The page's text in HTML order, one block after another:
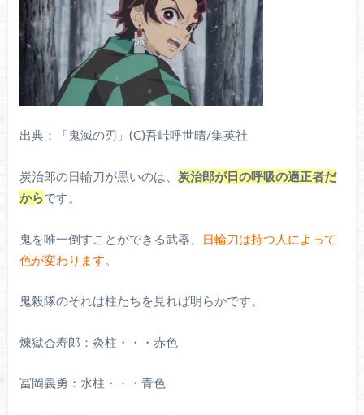
出典：「鬼滅の刃」(C)吾峠呼世晴/集英社
炭治郎の日輪刀が黒いのは、 炭治郎が日の呼吸の適正者だ
からです。
鬼を唯一倒すことができる武器、
日輪刀は持つ人によって
色が変わります
鬼殺隊のそれは柱たちを見れば明らかです。
煉獄杏寿郎：炎柱・・・赤色
冨岡義勇：水柱・・・青色